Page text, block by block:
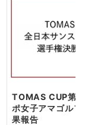
TOMAS CUP第
ポ女子アマゴル
果報告